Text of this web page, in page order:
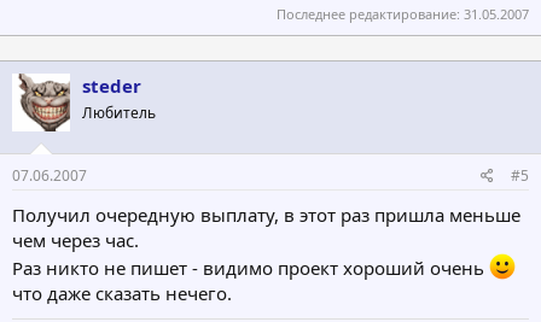
Последнее редактирование: 31.05.2007
steder
Любитель
07.06.2007 #5
Получил очередную выплату, в этот раз пришла меньше
чем через час.
Раз никто не пишет - видимо проект хороший очень
что даже сказать нечего.